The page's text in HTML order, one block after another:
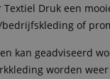
Druk een
of
kan geadviseerd
worden